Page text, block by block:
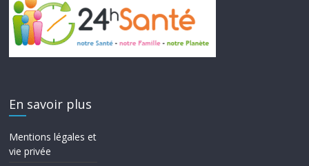
En savoir plus
Mentions légales et
vie privée